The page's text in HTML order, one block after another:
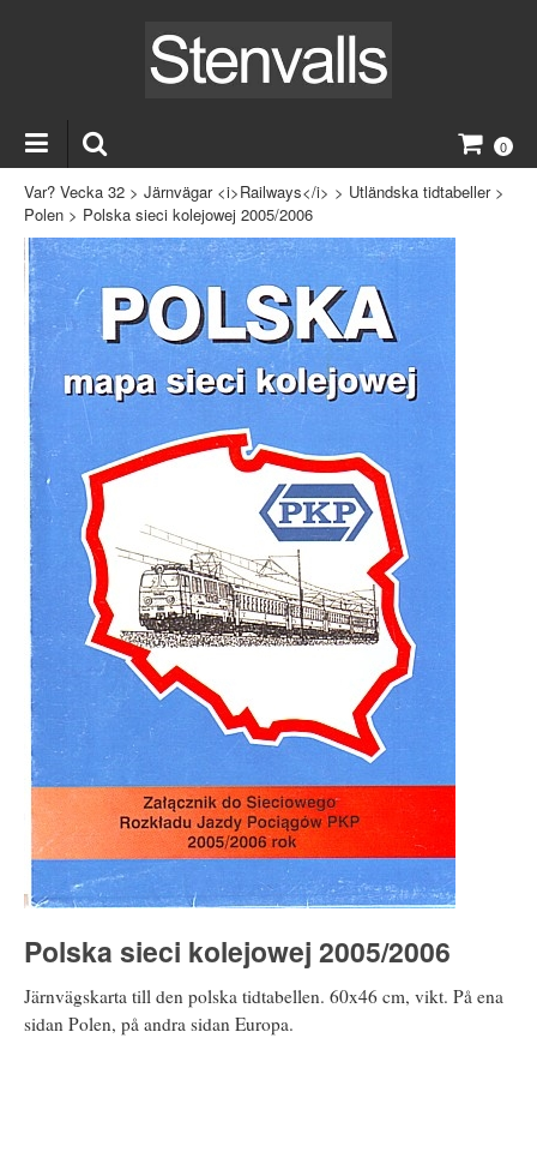
0
Var? Vecka 32 > Järnvägar <i>Railways</i> > Utländska tidtabeller>
Polen > Polska sieci kolejowej 2005/2006
Polska sieci kolejowej 2005/2006
Järnvägskarta till den polska tidtabellen. 60x46 cm, vikt. På ena
sidan Polen, på andra sidan Europa.